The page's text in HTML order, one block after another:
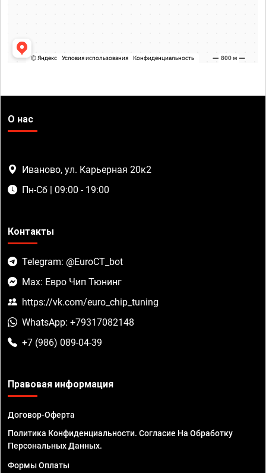
О нас
Иваново, ул. Карьерная 20к2
Пн-Сб | 09:00 - 19:00
Контакты
Telegram: @EuroCT_bot
Max: Евро Чип Тюнинг
https://vk.com/euro_chip_tuning
WhatsApp: +79317082148
+7 (986) 089-04-39
Правовая информация
Договор-Оферта
Политика Конфиденциальности. Согласие На Обработку
Персональных Данных.
Формы Оплаты